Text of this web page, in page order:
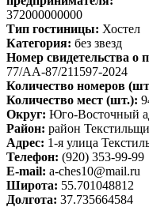
372000000000
Тип гостиницы: Хостел
Категория: без звезд
Номер свидетельства о
77/АА-87/211597-2024
Количество номеров
Количество мест (шт.):
Округ: Юго-Восточный
Район: район
Адрес: 1-я улица
Телефон: (920) 353-99-99
E-mail: a-ches10@mail.ru
Широта: 55.701048812
Долгота: 37.735664584